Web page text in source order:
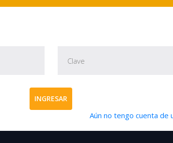
INGRESAR
Aún no tengo cuenta de